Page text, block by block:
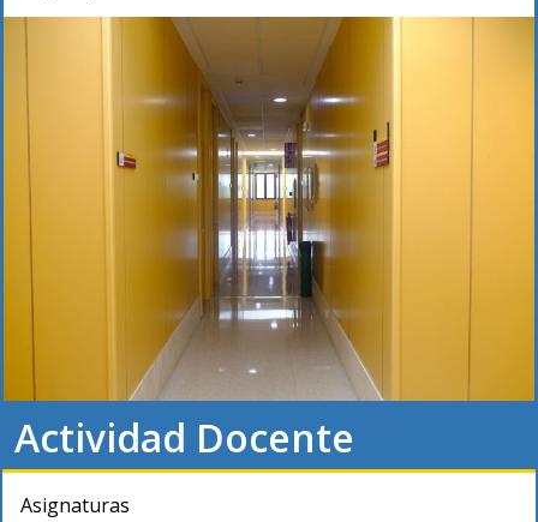
Actividad Docente
Asignaturas